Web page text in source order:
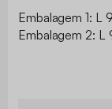
Embalagem 1: L
Embalagem 2: L